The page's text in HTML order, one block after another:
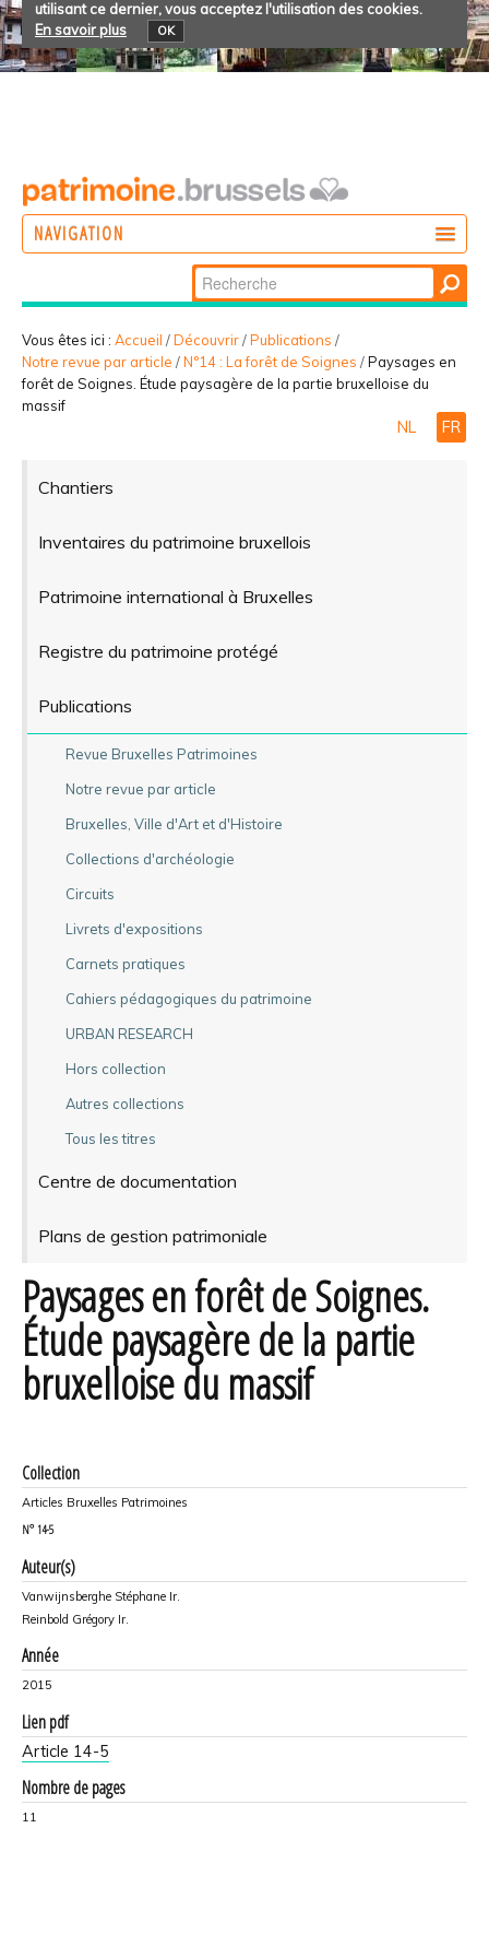
utilisant ce dernier, vous acceptez l'utilisation des cookies.
En savoir plus
OK
NAVIGATION
PARTICIPER
Chercher par
Recherche
avancée…
Vous êtes ici : Accueil /Découvrir/Publications /
Notre revue par article /N°14 : La forêt de Soignes /Paysages en
forêt de Soignes. Étude paysagère de la partie bruxelloise du
massif
NL FR
Chantiers
Inventaires du patrimoine bruxellois
Patrimoine international à Bruxelles
Registre du patrimoine protégé
Publications
Revue Bruxelles Patrimoines
Notre revue par article
Bruxelles, Ville d'Art et d'Histoire
Collections d'archéologie
Circuits
Livrets d'expositions
Carnets pratiques
Cahiers pédagogiques du patrimoine
URBAN RESEARCH
Hors collection
Autres collections
Tous les titres
Centre de documentation
Plans de gestion patrimoniale
Paysages en forêt de Soignes.
Étude paysagère de la partie
bruxelloise du massif
Collection
Articles Bruxelles Patrimoines
N° 14-5
Auteur(s)
Vanwijnsberghe Stéphane Ir.
Reinbold Grégory Ir.
Année
2015
Lien pdf
Article 14-5
Nombre de pages
11